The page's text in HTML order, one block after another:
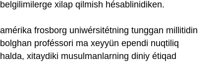
belgilimilerge xilap qilmish hésablinidiken.
amérika frosborg uniwérsitétning tunggan millitidin
bolghan proféssori ma xeyyün ependi nuqtiliq
halda, xitaydiki musulmanlarning diniy étiqad